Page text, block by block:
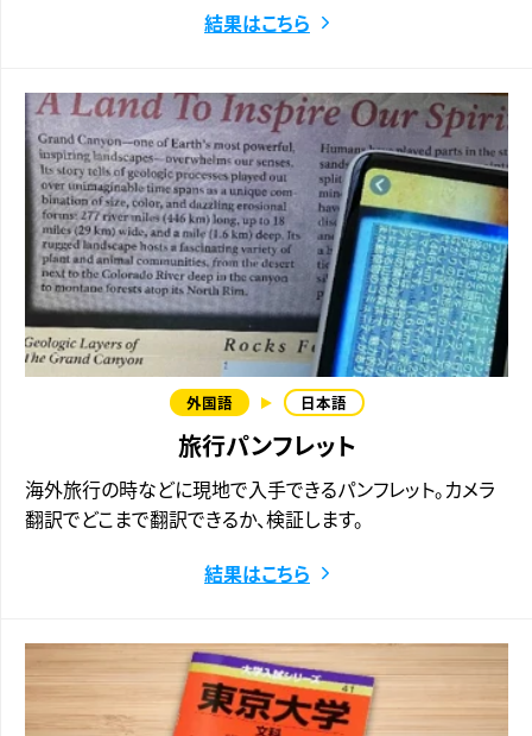
結果はこちら
旅行パンフレット
海外旅行の時などに現地で入手できるパンフレット。カメラ
翻訳でどこまで翻訳できるか、検証します。
結果はこちら